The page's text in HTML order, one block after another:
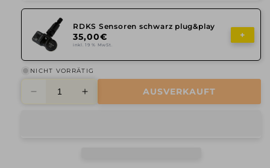
RDKS Sensoren schwarz plug&play
35,00€
inkl. 19 % MwSt.
+
NICHT VORRÄTIG
Verringere
Erhöhe
AUSVERKAUFT